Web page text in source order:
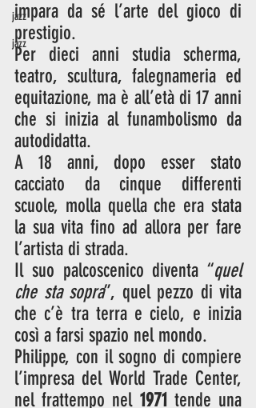
jazz
jazz
impara da sé l’arte del gioco di
prestigio.
Per dieci anni studia scherma,
teatro, scultura, falegnameria ed
equitazione, ma è all’età di 17 anni
che si inizia al funambolismo da
autodidatta.
A 18 anni, dopo esser stato
cacciato da cinque differenti
scuole, molla quella che era stata
la sua vita fino ad allora per fare
l’artista di strada.
Il suo palcoscenico diventa “quel
che sta sopra”, quel pezzo di vita
che c’è tra terra e cielo, e inizia
così a farsi spazio nel mondo.
Philippe, con il sogno di compiere
l’impresa del World Trade Center,
nel frattempo nel 1971 tende una